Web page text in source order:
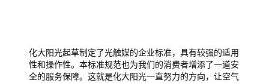
化大阳光起草制定了光触媒的企业标准，具有较强的适用
性和操作性。本标准规范也为我们的消费者增添了一道安
全的服务保障。这就是化大阳光一直努力的方向，让空气